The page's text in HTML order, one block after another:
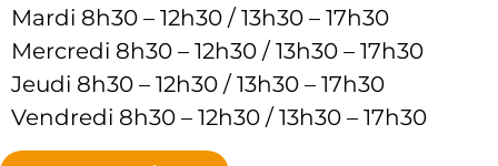
Mardi 8h30 – 12h30 / 13h30 – 17h30
Mercredi 8h30 – 12h30 / 13h30 – 17h30
Jeudi 8h30 – 12h30 / 13h30 – 17h30
Vendredi 8h30 – 12h30 / 13h30 – 17h30